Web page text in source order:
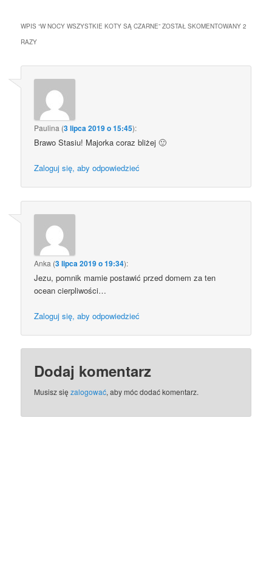
WPIS “W NOCY WSZYSTKIE KOTY SĄ CZARNE” ZOSTAŁ SKOMENTOWANY 2
RAZY
Paulina (3 lipca 2019 o 15:45):
Brawo Stasiu! Majorka coraz bliżej 🙂
Zaloguj się, aby odpowiedzieć
Anka (3 lipca 2019 o 19:34):
Jezu, pomnik mamie postawić przed domem za ten
ocean cierpliwości…
Zaloguj się, aby odpowiedzieć
Dodaj komentarz
Musisz sięzalogować, aby móc dodać komentarz.